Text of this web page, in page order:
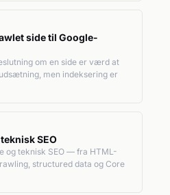
side til Google-
om en side er værd at
men indeksering er
SEO
og teknisk SEO — fra HTML-
structured data og Core